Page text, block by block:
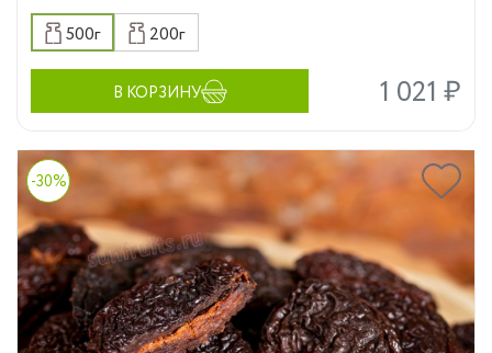
500г 200г
В КОРЗИНУ 1 021 ₽
-30%